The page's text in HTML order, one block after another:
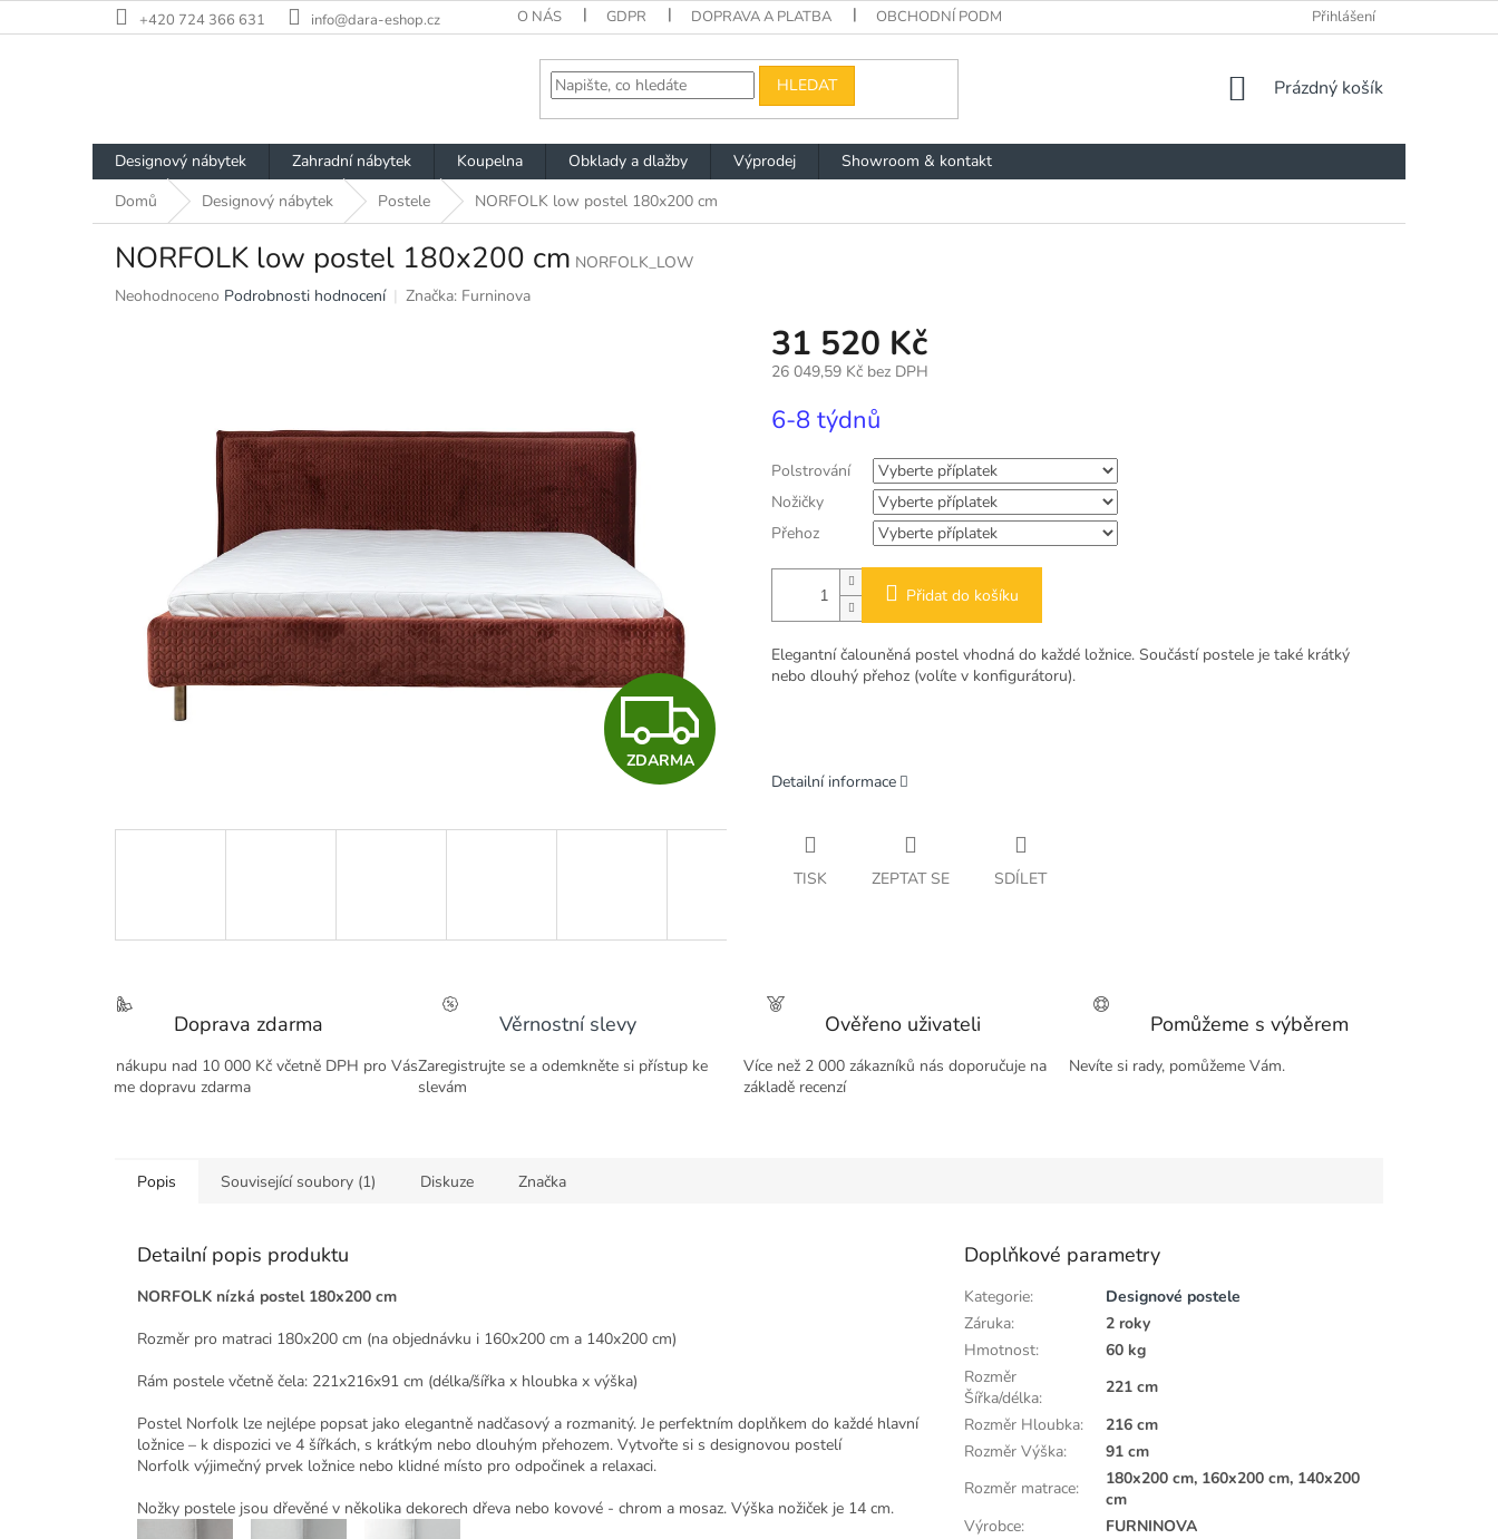
na
+420 724 366 631 info@dara-eshop.cz O NÁS GDPR DOPRAVA A PLATBA OBCHODNÍ PODMÍNKY Přihlášení
HLEDAT
NÁKUPNÍ
Prázdný košík
Designový nábytek Zahradní nábytek Koupelna Obklady a dlažby Výprodej
Showroom & kontakt
Domů
Designový nábytek Postele NORFOLK low postel 180x200 cm
NORFOLK low postel 180x200 cm NORFOLK_LOW
Průměrné
Neohodnoceno Podrobnosti hodnocení Značka: Furninova
Z
D
R
A
ZDARMA
31 520 Kč
26 049,59 Kč bez DPH
cena:
6-8 týdnů
Polstrování
Nožičky
Přehoz
Přidat do košíku
Elegantní čalouněná postel vhodná do každé ložnice. Součástí postele je také krátký
nebo dlouhý přehoz (volíte v konfigurátoru).
Detailní informace
TISK ZEPTAT SE SDÍLET
Doprava zdarma
Při nákupu nad 10 000 Kč včetně DPH pro Vás
máme dopravu zdarma
Věrnostní slevy
Zaregistrujte se a odemkněte si přístup ke
slevám
Ověřeno uživateli
Více než 2 000 zákazníků nás doporučuje na
základě recenzí
Pomůžeme s výběrem
Nevíte si rady, pomůžeme Vám.
Popis Související soubory (1) Diskuze Značka
Detailní popis produktu
NORFOLK nízká postel 180x200 cm
Rozměr pro matraci 180x200 cm (na objednávku i 160x200 cm a 140x200 cm)
Rám postele včetně čela: 221x216x91 cm (délka/šířka x hloubka x výška)
Postel Norfolk lze nejlépe popsat jako elegantně nadčasový a rozmanitý. Je perfektním doplňkem do každé hlavní
ložnice – k dispozici ve 4 šířkách, s krátkým nebo dlouhým přehozem. Vytvořte si s designovou postelí
Norfolk výjimečný prvek ložnice nebo klidné místo pro odpočinek a relaxaci.
Nožky postele jsou dřevěné v několika dekorech dřeva nebo kovové - chrom a mosaz. Výška nožiček je 14 cm.
Doplňkové parametry
Kategorie:
Designové postele
Záruka:
2 roky
Hmotnost:
60 kg
Rozměr
Šířka/délka:
221 cm
Rozměr Hloubka:
216 cm
Rozměr Výška:
91 cm
Rozměr matrace:
180x200 cm, 160x200 cm, 140x200
cm
Výrobce: FURNINOVA